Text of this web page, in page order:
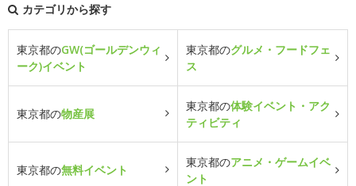
カテゴリから探す
東京都のGW(ゴールデンウィ
ーク)イベント
東京都のグルメ・フードフェ
ス
東京都の物産展
東京都の体験イベント・アク
ティビティ
東京都の無料イベント
東京都のアニメ・ゲームイベ
ント